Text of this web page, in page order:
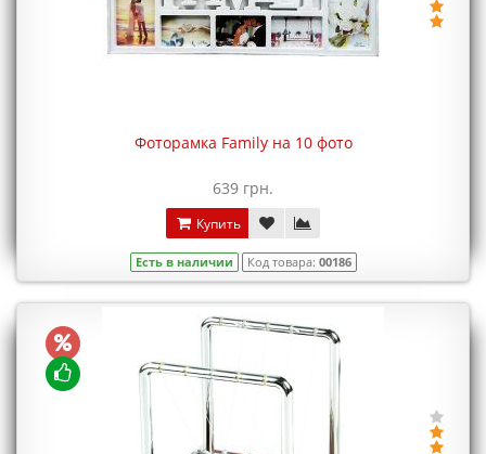
Фоторамка Family на 10 фото
639 грн.
Купить
Есть в наличии Код товара: 00186